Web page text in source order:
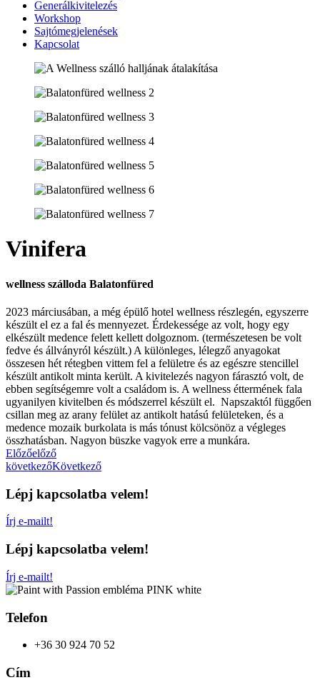
Generálkivitelezés
Workshop
Sajtómegjelenések
Kapcsolat
Vinifera
wellness szálloda Balatonfüred
2023 márciusában, a még épülő hotel wellness részlegén, egyszerre
készült el ez a fal és mennyezet. Érdekessége az volt, hogy egy
elkészült medence felett kellett dolgoznom. (természetesen be volt
fedve és állványról készült.) A különleges, lélegző anyagokat
összesen hét rétegben vittem fel a felületre és az egészre stencillel
készült antikolt minta került. A kivitelezés nagyon fárasztó volt, de
ebben segítségemre volt a családom is. A wellness éttermének fala
ugyanilyen kivitelben és módszerrel készült el. Napszaktól függően
csillan meg az arany felület az antikolt hatású felületeken, és a
medence mozaik burkolata is más tónust kölcsönöz a végleges
összhatásban. Nagyon büszke vagyok erre a munkára.
Előzőelőző
következőKövetkező
Lépj kapcsolatba velem!
Írj e-mailt!
Lépj kapcsolatba velem!
Írj e-mailt!
Telefon
+36 30 924 70 52
Cím